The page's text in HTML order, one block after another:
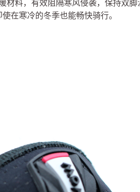
材料，有效阻隔寒风侵袭，保持双脚
使在寒冷的冬季也能畅快骑行。